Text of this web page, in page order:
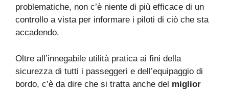
problematiche, non c’è niente di più efficace di un
controllo a vista per informare i piloti di ciò che sta
accadendo.
Oltre all’innegabile utilità pratica ai fini della
sicurezza di tutti i passeggeri e dell’equipaggio di
bordo, c’è da dire che si tratta anche del miglior